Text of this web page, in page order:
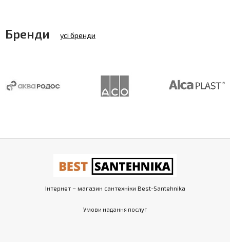
Бренди усі бренди
Інтернет – магазин сантехніки Best-Santehnika
Умови надання послуг